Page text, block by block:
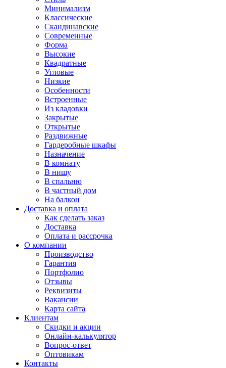
Минимализм
Классические
Скандинавские
Современные
Форма
Высокие
Квадратные
Угловые
Низкие
Особенности
Встроенные
Из кладовки
Закрытые
Открытые
Раздвижные
Гардеробные шкафы
Назначение
В комнату
В нишу
В спальню
В частный дом
На балкон
Доставка и оплата
Как сделать заказ
Доставка
Оплата и рассрочка
О компании
Производство
Гарантия
Портфолио
Отзывы
Реквизиты
Вакансии
Карта сайта
Клиентам
Скидки и акции
Онлайн-калькулятор
Вопрос-ответ
Оптовикам
Контакты